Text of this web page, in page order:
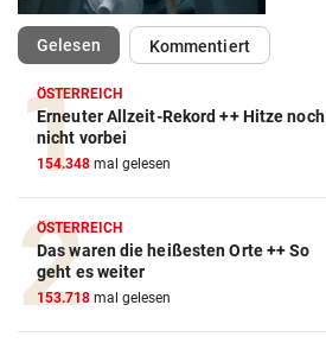
Gelesen(ausgewählt)Kommentiert
ÖSTERREICH
Erneuter Allzeit-Rekord ++ Hitze noch
nicht vorbei
154.348 mal gelesen
ÖSTERREICH
Das waren die heißesten Orte ++ So
geht es weiter
153.718 mal gelesen